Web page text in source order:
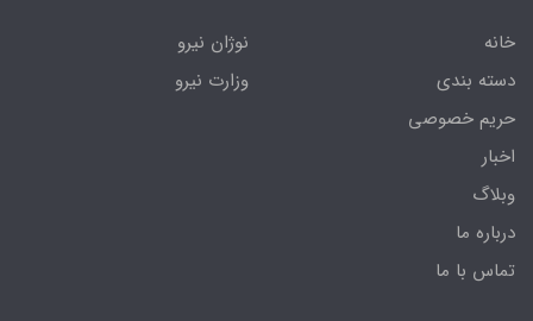
خانه
دسته بندی
حریم خصوصی
اخبار
وبلاگ
درباره ما
تماس با ما
نوژان نیرو
وزارت نیرو